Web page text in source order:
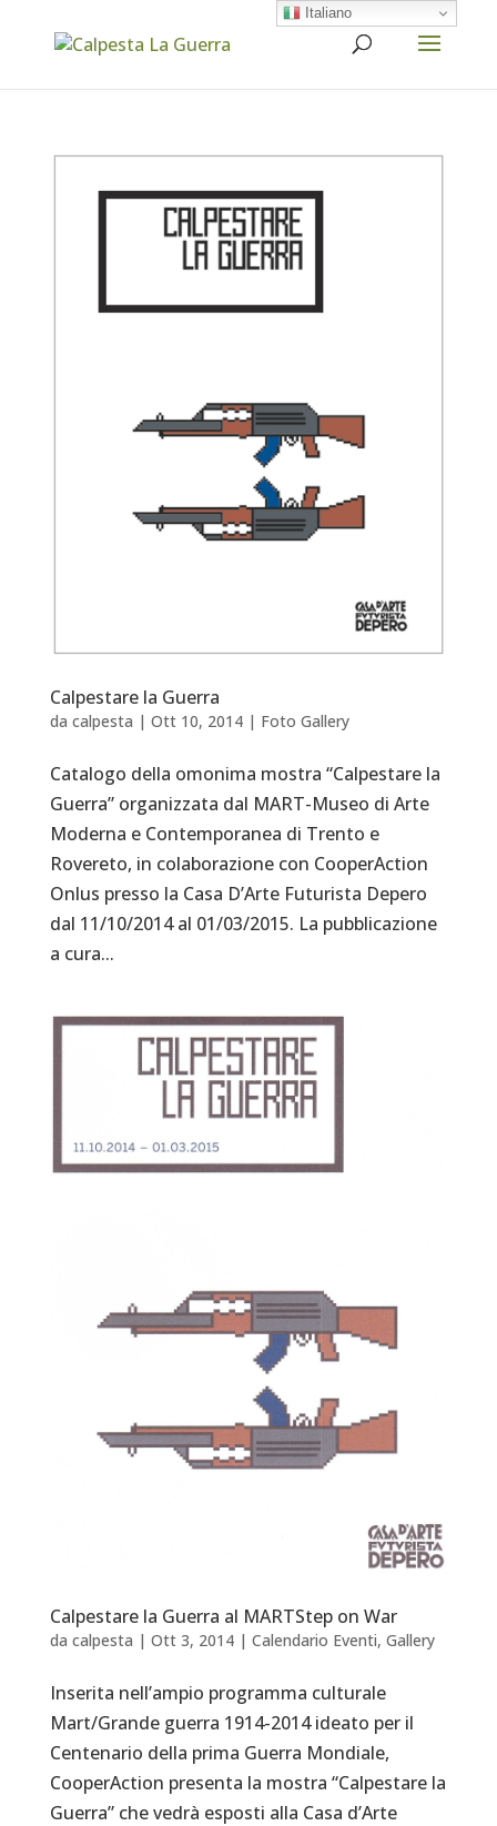
Calpestare la Guerra
da calpesta | Ott 10, 2014| Foto Gallery
Catalogo della omonima mostra “Calpestare la
Guerra” organizzata dal MART-Museo di Arte
Moderna e Contemporanea di Trento e
Rovereto, in colaborazione con CooperAction
Onlus presso la Casa D’Arte Futurista Depero
dal 11/10/2014 al 01/03/2015. La pubblicazione
a cura...
Calpestare la Guerra al MARTStep on War
da calpesta | Ott 3, 2014| Calendario Eventi, Gallery
Inserita nell’ampio programma culturale
Mart/Grande guerra 1914-2014 ideato per il
Centenario della prima Guerra Mondiale,
CooperAction presenta la mostra “Calpestare la
Guerra” che vedrà esposti alla Casa d’Arte
Italiano